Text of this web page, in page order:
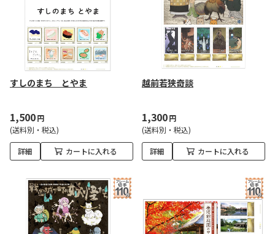
すしのまち とやま
1,500円
(送料別・税込)
詳細 カートに入れる
越前若狭奇談
1,300円
(送料別・税込)
詳細 カートに入れる